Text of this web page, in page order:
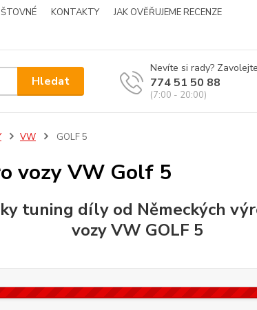
KONTAKTY
JAK OVĚŘUJEME RECENZE
Hledat
Nevíte si rady?
774 51 50 88
(7:00 - 20:00)
VW GOLF 5
vozy VW Golf 5
tuning díly od Německých
vozyVW GOLF 5